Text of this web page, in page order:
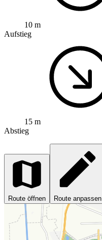
10 m
Aufstieg
15 m
Abstieg
Route öffnen Route anpassen